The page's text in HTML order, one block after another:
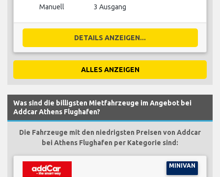
Manuell 3 Ausgang
DETAILS ANZEIGEN...
ALLES ANZEIGEN
Was sind die billigsten Mietfahrzeuge im Angebot bei
Addcar Athens Flughafen?
Die Fahrzeuge mit den niedrigsten Preisen von Addcar
bei Athens Flughafen per Kategorie sind:
MINIVAN